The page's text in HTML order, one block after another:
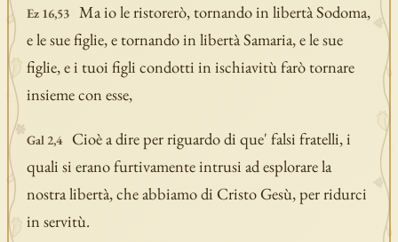
Ez 16,53
Ma io le ristorerò, tornando in libertà Sodoma,
e le sue figlie, e tornando in libertà Samaria, e le sue
figlie, e i tuoi figli condotti in ischiavitù farò tornare
insieme con esse,
Gal 2,4
Cioè a dire per riguardo di que' falsi fratelli, i
quali si erano furtivamente intrusi ad esplorare la
nostra libertà, che abbiamo di Cristo Gesù, per ridurci
in servitù.